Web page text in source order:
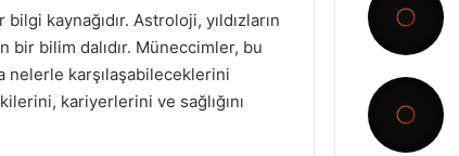
kaynağıdır. Astroloji, yıldızların
bilim dalıdır. Müneccimler, bu
nelerle karşılaşabileceklerini
kariyerlerini ve sağlığını